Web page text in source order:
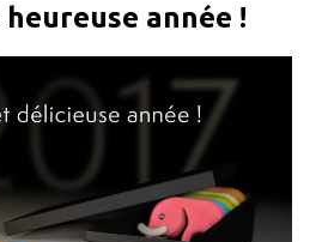
année !